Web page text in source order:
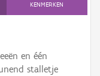
KENMERKEN
en één
stalletje